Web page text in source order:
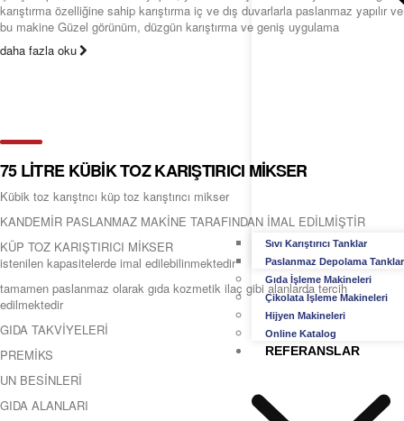
Sıvı Karıştırıcı Tanklar
Paslanmaz Depolama
Gıda İşleme Makineleri
Çikolata İşleme Makineleri
Hijyen Makineleri
Online Katalog
REFERANSLAR
karıştırma özelliğine sahip karıştırma iç ve dış duvarlarla paslanmaz yapılır ve
bu makine Güzel görünüm, düzgün karıştırma ve geniş uygulama
daha fazla oku
75 LİTRE KÜBİK TOZ KARIŞTIRICI MİKSER
Kübik toz karıştrıcı küp toz karıştırıcı mikser
KANDEMİR PASLANMAZ MAKİNE TARAFINDAN İMAL EDİLMİŞTİR
KÜP TOZ KARIŞTIRICI MİKSER
istenilen kapasitelerde imal edilebilinmektedir
tamamen paslanmaz olarak gıda kozmetik ilaç gibi alanlarda tercih
edilmektedir
GIDA TAKVİYELERİ
PREMİKS
UN BESİNLERİ
GIDA ALANLARI